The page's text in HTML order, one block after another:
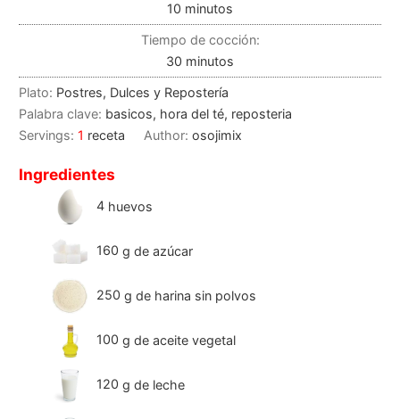
10 minutos
Tiempo de cocción:
30 minutos
Plato: Postres, Dulces y Repostería
Palabra clave: basicos, hora del té, reposteria
Servings: 1 receta Author:osojimix
Ingredientes
4 huevos
160 g de azúcar
250 g de harina sin polvos
100 g de aceite vegetal
120 g de leche